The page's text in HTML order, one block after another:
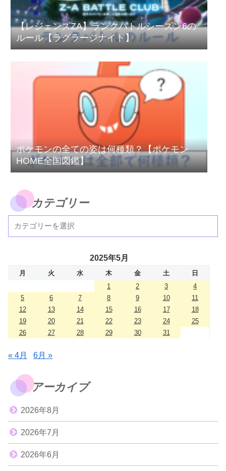
【レジェンズZA】ランクバトルシーズン6の
ルール【ラグラージナイト】
ポケモンの全ての姿は何種類？【ポケモン
HOME全国図鑑】
カテゴリー
2025年5月
月 火 水 木 金 土
日
1
2 3
4
5
6 7 8 9 10
11
12
13 14 15 16 17
18
19
20 21 22 23 24
25
26
27 28 29 30 31
« 4月 6月 »
アーカイブ
2026年8月
2026年7月
2026年6月